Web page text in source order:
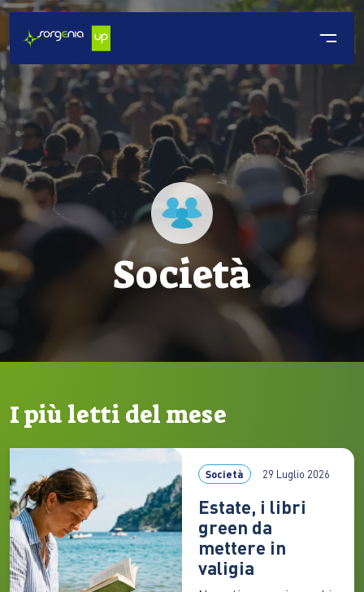
Società
I più letti del mese
Società 29 Luglio 2026
Estate, i libri
green da
mettere in
valigia